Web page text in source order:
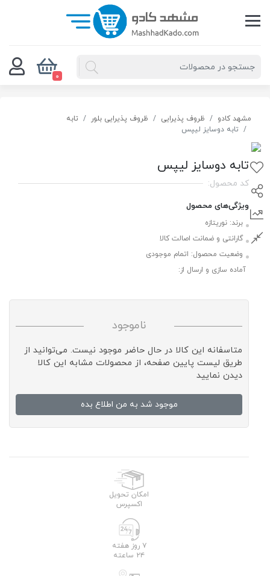
0
مشهد کادو ظروف پذیرایی ظروف پذیرایی بلور
تابه
تابه دوسایز لیپس
تابه دوسایز لیپس
کد محصول:
ویژگی‌های محصول
برند: نوریتازه
گارانتی و ضمانت اصالت کالا
وضعیت محصول: اتمام موجودی
آماده سازی و ارسال از:
ناموجود
متاسفانه این کالا در حال حاضر موجود نیست. می‌توانید از
طریق لیست پایین صفحه، از محصولات مشابه این کالا
دیدن نمایید
موجود شد به من اطلاع بده
امکان تحویل
اکسپرس
۷ روز هفته
۲۴ ساعته